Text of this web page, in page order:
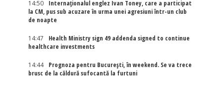
14:50
Internaţionalul englez Ivan Toney, care a participat
la CM, pus sub acuzare în urma unei agresiuni într-un club
de noapte
14:47
Health Ministry sign 49 addenda signed to continue
healthcare investments
14:44
Prognoza pentru București, în weekend. Se va trece
brusc de la căldură sufocantă la furtuni